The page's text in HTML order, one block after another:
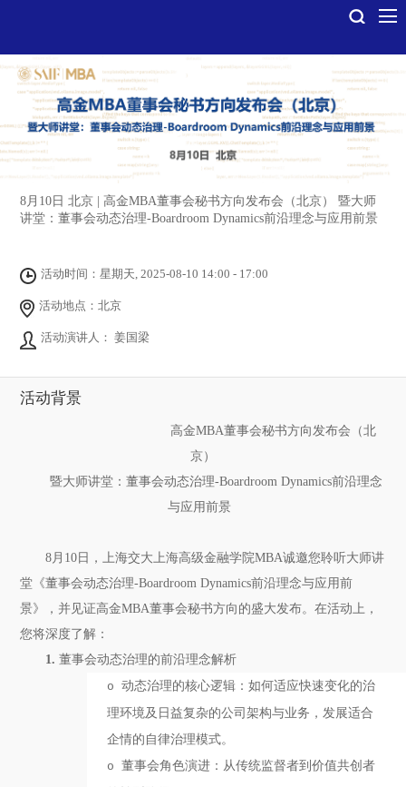
8月10日 北京 | 高金MBA董事会秘书方向发布会（北京） 暨大师
讲堂：董事会动态治理-Boardroom Dynamics前沿理念与应用前景
活动时间：星期天, 2025-08-10 14:00 - 17:00
活动地点：北京
活动演讲人： 姜国梁
活动背景
高金MBA董事会秘书方向发布会（北
京）
暨大师讲堂：董事会动态治理-Boardroom Dynamics前沿理念
与应用前景
8月 10 日，上海交大上海高级金融学院MBA诚邀您聆听大师讲
堂《董事会动态治理-Boardroom Dynamics前沿理念与应用前
景》， 并见证高金MBA董事会秘书方向 的盛大发布。在活动上，
您将深度了解：
1.董事会动态治理的前沿理念解析
o动态治理的核心逻辑：如何适应快速变化的治
理环境及日益复杂的公司架构与业务 ，发展适合
企情的自律治理模式。
o董事会角色演进：从传统监督者到价值共创者